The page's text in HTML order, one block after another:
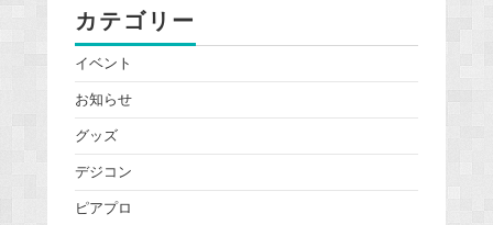
カテゴリー
イベント
お知らせ
グッズ
デジコン
ピアプロ